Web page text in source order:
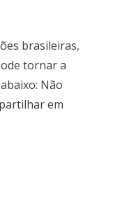
brasileiras,
tornar a
Não
em